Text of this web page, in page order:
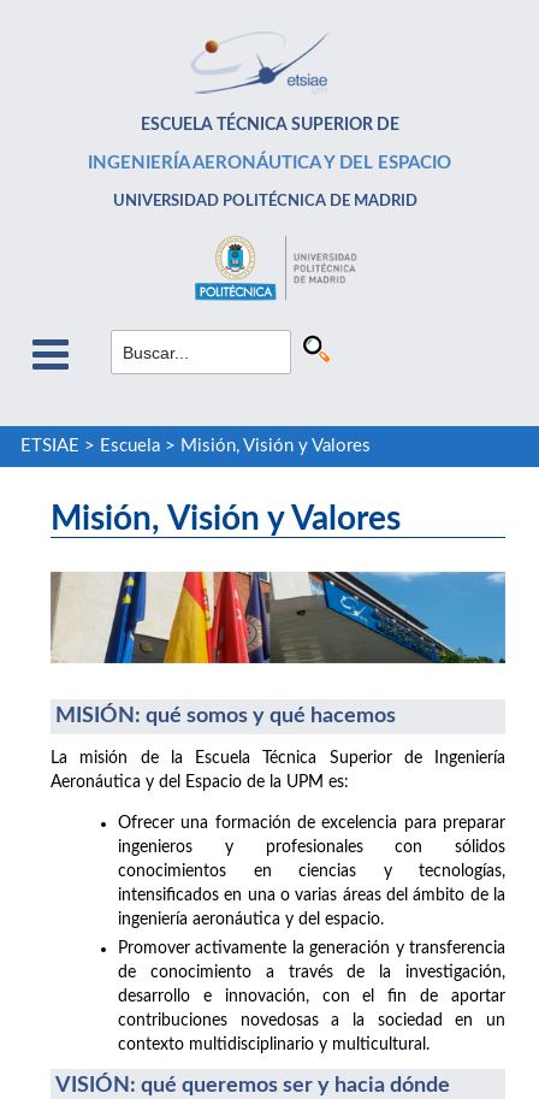
ESCUELA TÉCNICA SUPERIOR DE
INGENIERÍA AERONÁUTICA Y DEL ESPACIO
UNIVERSIDAD POLITÉCNICA DE MADRID
ETSIAE > Escuela> Misión, Visión y Valores
Misión, Visión y Valores
MISIÓN: qué somos y qué hacemos
La misión de la Escuela Técnica Superior de Ingeniería
Aeronáutica y del Espacio de la UPM es:
Ofrecer una formación de excelencia para preparar
ingenieros y profesionales con sólidos
conocimientos en ciencias y tecnologías,
intensificados en una o varias áreas del ámbito de la
ingeniería aeronáutica y del espacio.
Promover activamente la generación y transferencia
de conocimiento a través de la investigación,
desarrollo e innovación, con el fin de aportar
contribuciones novedosas a la sociedad en un
contexto multidisciplinario y multicultural.
VISIÓN: qué queremos ser y hacia dónde